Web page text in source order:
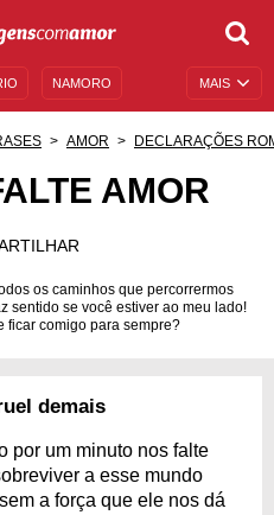
MAIS
NAMORO
AMOR DECLARAÇÕES
AMOR
os caminhos que percorrermos
sentido se você estiver ao meu lado!
ficar comigo para sempre?
demais
por um minuto nos falte
a esse mundo
a força que ele nos dá